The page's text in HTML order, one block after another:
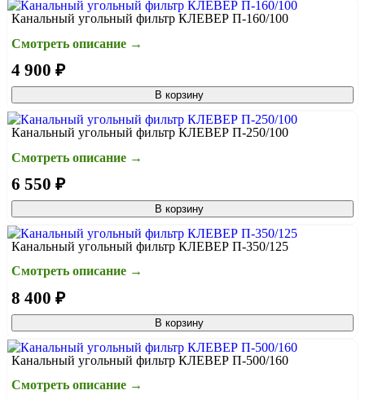
Канальный угольный фильтр КЛЕВЕР П-160/100
Смотреть описание →
4 900 ₽
В корзину
Канальный угольный фильтр КЛЕВЕР П-250/100
Смотреть описание →
6 550 ₽
В корзину
Канальный угольный фильтр КЛЕВЕР П-350/125
Смотреть описание →
8 400 ₽
В корзину
Канальный угольный фильтр КЛЕВЕР П-500/160
Смотреть описание →